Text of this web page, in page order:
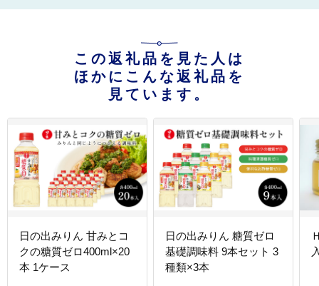
この返礼品を見た人は
ほかにこんな返礼品を
見ています。
日の出みりん 甘みとコ
クの糖質ゼロ400ml×20
本 1ケース
日の出みりん 糖質ゼロ
基礎調味料 9本セット 3
種類×3本